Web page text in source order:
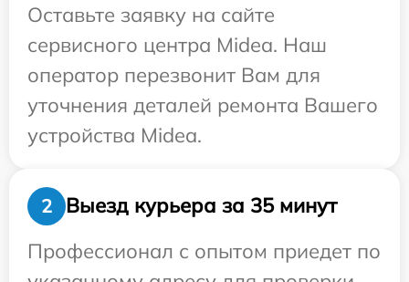
Оставьте заявку на сайте
сервисного центра Midea. Наш
оператор перезвонит Вам для
уточнения деталей ремонта Вашего
устройства Midea.
2
Выезд курьера за 35 минут
Профессионал с опытом приедет по